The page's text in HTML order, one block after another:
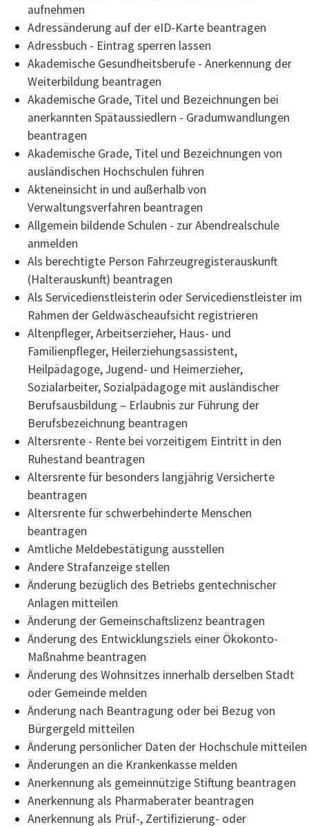
aufnehmen
Adressänderung auf der eID-Karte beantragen
Adressbuch - Eintrag sperren lassen
Akademische Gesundheitsberufe - Anerkennung der
Weiterbildung beantragen
Akademische Grade, Titel und Bezeichnungen bei
anerkannten Spätaussiedlern - Gradumwandlungen
beantragen
Akademische Grade, Titel und Bezeichnungen von
ausländischen Hochschulen führen
Akteneinsicht in und außerhalb von
Verwaltungsverfahren beantragen
Allgemein bildende Schulen - zur Abendrealschule
anmelden
Als berechtigte Person Fahrzeugregisterauskunft
(Halterauskunft) beantragen
Als Servicedienstleisterin oder Servicedienstleister im
Rahmen der Geldwäscheaufsicht registrieren
Altenpfleger, Arbeitserzieher, Haus- und
Familienpfleger, Heilerziehungsassistent,
Heilpädagoge, Jugend- und Heimerzieher,
Sozialarbeiter, Sozialpädagoge mit ausländischer
Berufsausbildung – Erlaubnis zur Führung der
Berufsbezeichnung beantragen
Altersrente - Rente bei vorzeitigem Eintritt in den
Ruhestand beantragen
Altersrente für besonders langjährig Versicherte
beantragen
Altersrente für schwerbehinderte Menschen
beantragen
Amtliche Meldebestätigung ausstellen
Andere Strafanzeige stellen
Änderung bezüglich des Betriebs gentechnischer
Anlagen mitteilen
Änderung der Gemeinschaftslizenz beantragen
Änderung des Entwicklungsziels einer Ökokonto-
Maßnahme beantragen
Änderung des Wohnsitzes innerhalb derselben Stadt
oder Gemeinde melden
Änderung nach Beantragung oder bei Bezug von
Bürgergeld mitteilen
Änderung persönlicher Daten der Hochschule mitteilen
Änderungen an die Krankenkasse melden
Anerkennung als gemeinnützige Stiftung beantragen
Anerkennung als Pharmaberater beantragen
Anerkennung als Prüf-, Zertifizierung- oder